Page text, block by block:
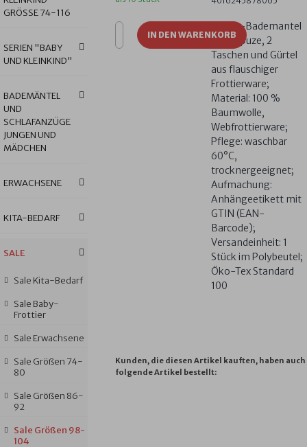
GRÖSSE 74-116
SERIEN "BABY
UND KLEINKIND"
BADEMÄNTEL
UND
SCHLAFANZÜGE
JUNGEN UND
MÄDCHEN
ERWACHSENE
KITA-BEDARF
SALE
Sale Kita-Bedarf
Sale Baby-
Frottier
Sale Erwachsene
Sale Größen 74-
80
Sale Größen 86-
92
Sale Größen 98-
104
Kinder-Bademantel
mit Kapuze, 2
Taschen und Gürtel
aus flauschiger
Frottierware;
Material: 100 %
Baumwolle,
Webfrottierware;
Pflege: waschbar
60°C,
trocknergeeignet;
Aufmachung:
Anhängeetikett mit
GTIN (EAN-
Barcode);
Versandeinheit: 1
Stück im Polybeutel;
Öko-Tex Standard
100
IN DEN WARENKORB
Kunden, die diesen Artikel kauften, haben auch
folgende Artikel bestellt: